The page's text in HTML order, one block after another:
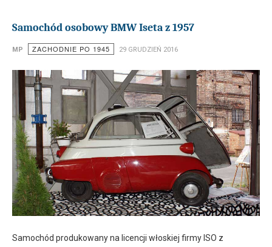
Samochód osobowy BMW Iseta z 1957
MP ZACHODNIE PO 1945 29 GRUDZIEŃ 2016
Samochód produkowany na licencji włoskiej firmy ISO z